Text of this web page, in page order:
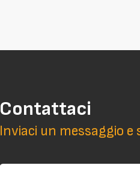
Contattaci
Inviaci un messaggio